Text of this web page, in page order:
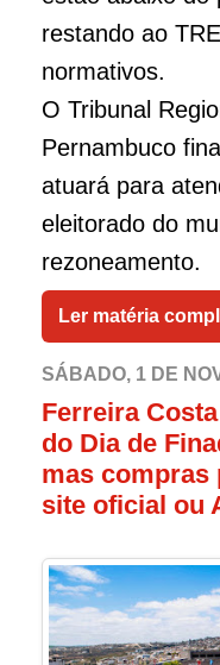
restando ao
normativos.
O Tribunal
Pernambuco
atuará para
eleitorado do
rezoneamento.
Ler matéria
SÁBADO, 1 DE
Ferreira
do Dia de
mas compras
site oficial ou